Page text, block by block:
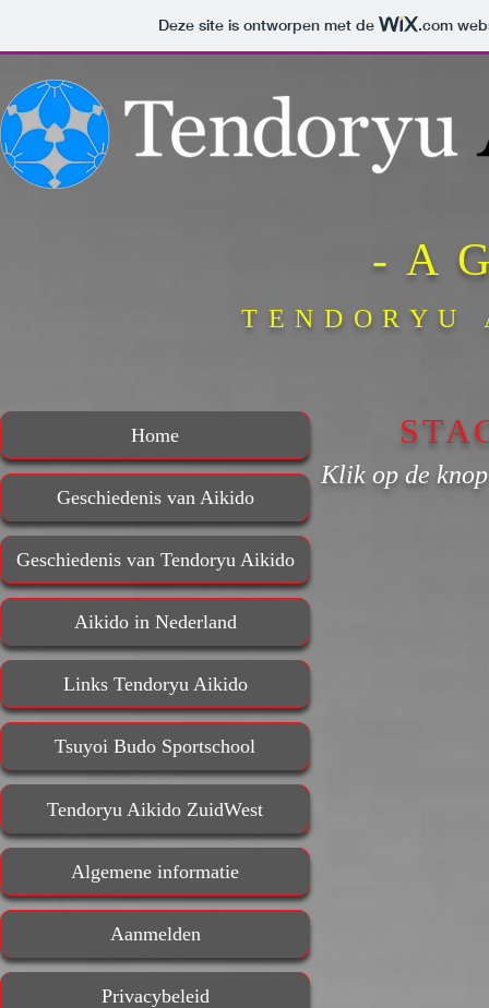
Deze site is ontworpen met de .com
-
Klik op de
Home
Geschiedenis van Aikido
Geschiedenis van Tendoryu Aikido
Aikido in Nederland
Links Tendoryu Aikido
Tsuyoi Budo Sportschool
Tendoryu Aikido ZuidWest
Algemene informatie
Aanmelden
Privacybeleid